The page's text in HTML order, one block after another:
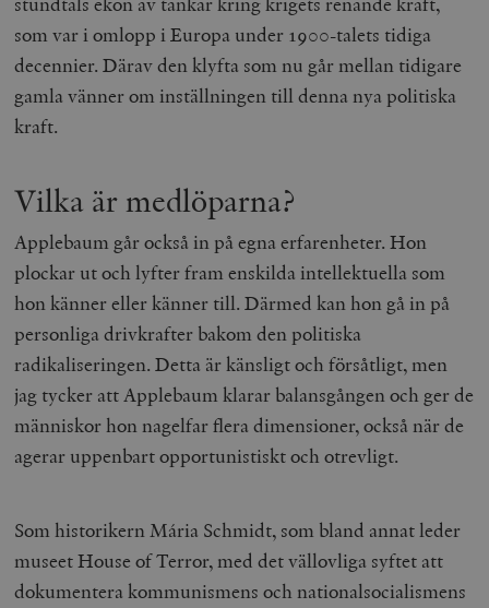
som var i omlopp i Europa under 1900-talets tidiga
decennier. Därav den klyfta som nu går mellan tidigare
gamla vänner om inställningen till denna nya politiska
kraft.
Vilka är medlöparna?
Applebaum går också in på egna erfarenheter. Hon
plockar ut och lyfter fram enskilda intellektuella som
hon känner eller känner till. Därmed kan hon gå in på
personliga drivkrafter bakom den politiska
radikaliseringen. Detta är känsligt och försåtligt, men
jag tycker att Applebaum klarar balansgången och ger de
människor hon nagelfar flera dimensioner, också när de
agerar uppenbart opportunistiskt och otrevligt.
Som historikern Mária Schmidt, som bland annat leder
museet House of Terror, med det vällovliga syftet att
dokumentera kommunismens och nationalsocialismens